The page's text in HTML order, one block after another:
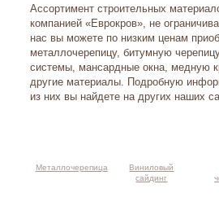
Ассортимент строительных
компанией «Еврокров», не
нас вы можете по низким ценам
металлочерепицу, битумную
системы, мансардные окна, медную
другие материалы. Подробную
из них вы найдете на других наших
Металлочерепица
Виниловый
сайдинг